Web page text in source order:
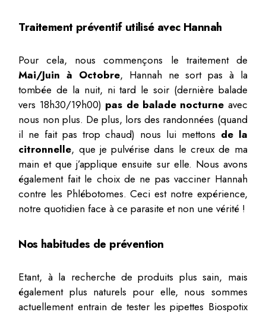
Traitement préventif utilisé avec Hannah
Pour cela, nous commençons le traitement de
Mai/Juin à Octobre, Hannah ne sort pas à la
tombée de la nuit, ni tard le soir (dernière balade
vers 18h30/19h00) pas de balade nocturne avec
nous non plus. De plus, lors des randonnées (quand
il ne fait pas trop chaud) nous lui mettons de la
citronnelle, que je pulvérise dans le creux de ma
main et que j’applique ensuite sur elle. Nous avons
également fait le choix de ne pas vacciner Hannah
contre les Phlébotomes. Ceci est notre expérience,
notre quotidien face à ce parasite et non une vérité !
Nos habitudes de prévention
Etant, à la recherche de produits plus sain, mais
également plus naturels pour elle, nous sommes
actuellement entrain de tester lespipettes Biospotix